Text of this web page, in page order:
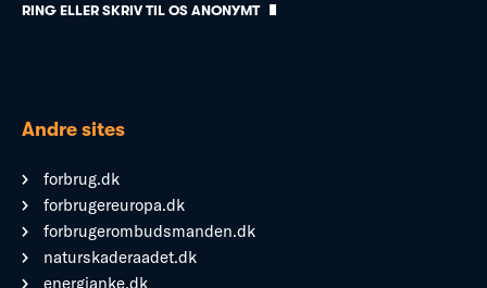
RING ELLER SKRIV TIL OS ANONYMT
Andre sites
forbrug.dk
forbrugereuropa.dk
forbrugerombudsmanden.dk
naturskaderaadet.dk
energianke.dk